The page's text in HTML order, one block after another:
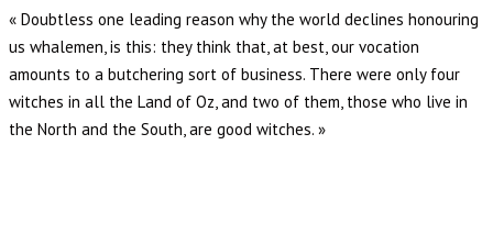
« Doubtless one leading reason why the world declines honouring
us whalemen, is this: they think that, at best, our vocation
amounts to a butchering sort of business. There were only four
witches in all the Land of Oz, and two of them, those who live in
the North and the South, are good witches. »